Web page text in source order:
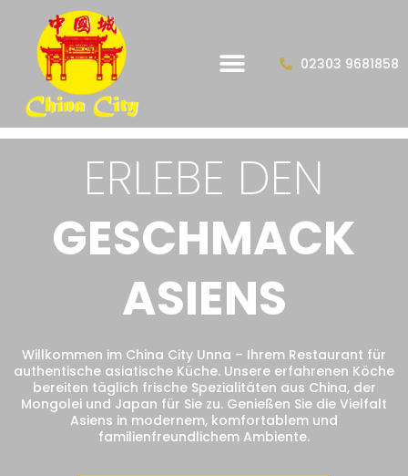
02303 9681858
ERLEBE DEN
GESCHMACK
ASIENS
Willkommen im China City Unna – Ihrem Restaurant für
authentische asiatische Küche. Unsere erfahrenen Köche
bereiten täglich frische Spezialitäten aus China, der
Mongolei und Japan für Sie zu. Genießen Sie die Vielfalt
Asiens in modernem, komfortablem und
familienfreundlichem Ambiente.